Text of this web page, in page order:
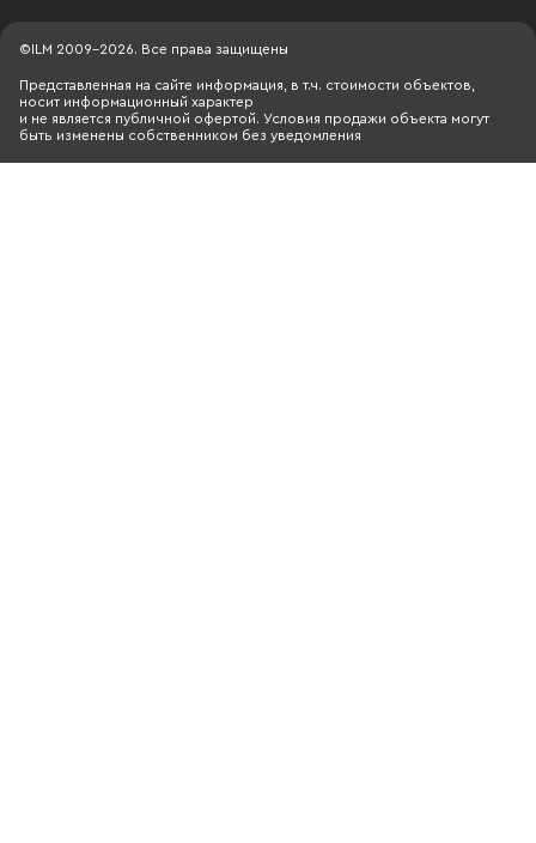
©ILM 2009-2026. Все права защищены
Представленная на сайте информация, в т.ч. стоимости объектов,
носит информационный характер
и не является публичной офертой. Условия продажи объекта могут
быть изменены собственником без уведомления